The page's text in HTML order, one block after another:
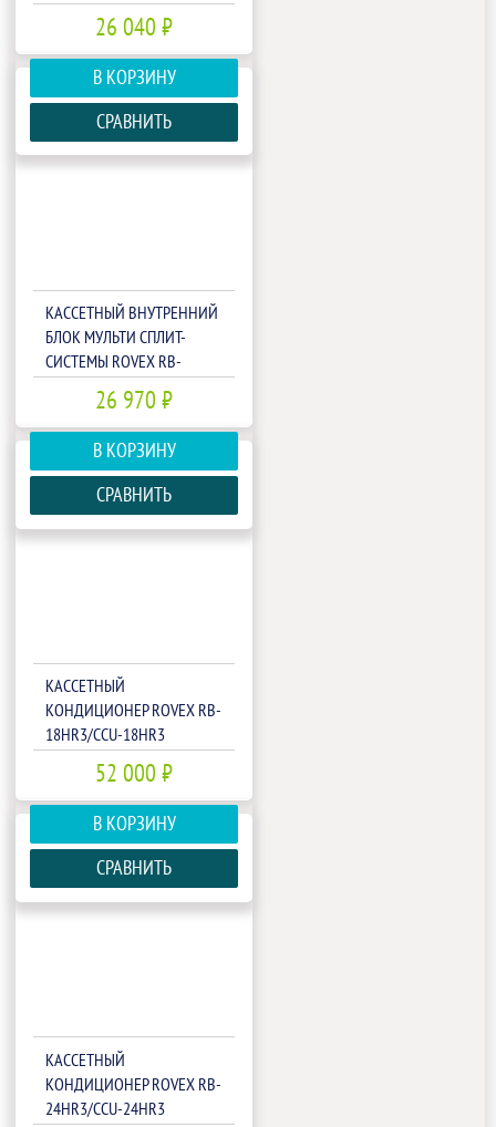
M09/12/18IHA1-PANEL
26 040 ₽
В КОРЗИНУ
СРАВНИТЬ
КАССЕТНЫЙ ВНУТРЕННИЙ
БЛОК МУЛЬТИ СПЛИТ-
СИСТЕМЫ ROVEX RB-
M18IHA1/RB-
M09/12/18IHA1-PANEL
26 970 ₽
В КОРЗИНУ
СРАВНИТЬ
КАССЕТНЫЙ
КОНДИЦИОНЕР ROVEX RB-
18HR3/CCU-18HR3
52 000 ₽
В КОРЗИНУ
СРАВНИТЬ
КАССЕТНЫЙ
КОНДИЦИОНЕР ROVEX RB-
24HR3/CCU-24HR3